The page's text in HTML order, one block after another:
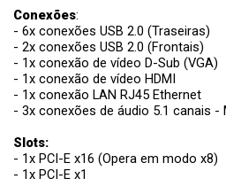
Conexões:
- 6x conexões USB 2.0 (Traseiras)
- 2x conexões USB 2.0 (Frontais)
- 1x conexão de vídeo D-Sub (VGA)
- 1x conexão de vídeo HDMI
- 1x conexão LAN RJ45 Ethernet
- 3x conexões de áudio 5.1 canais -
Slots:
- 1x PCI-E x16 (Opera em modo x8)
- 1x PCI-E x1